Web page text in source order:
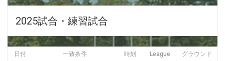
2025試合・練習試合
日付 一致条件 時刻 League グラウンド